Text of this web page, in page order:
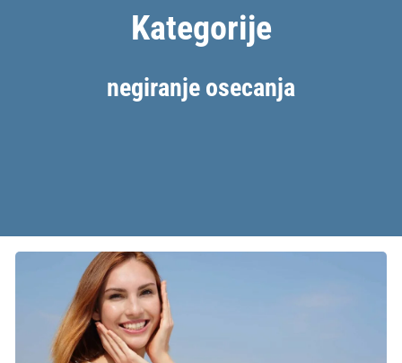
Kategorije
negiranje osecanja